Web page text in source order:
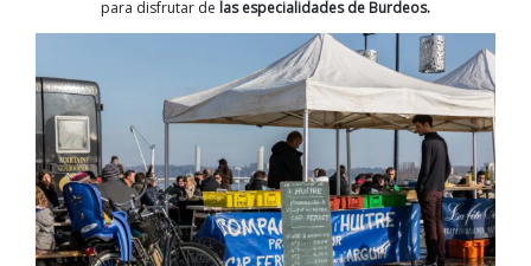
para disfrutar de las especialidades de Burdeos.